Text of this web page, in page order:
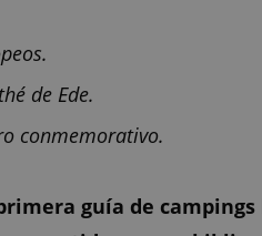
de Ede.
conmemorativo.
guía de